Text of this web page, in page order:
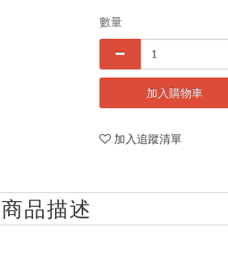
數量
加入購物車
加入追蹤清單
商品描述